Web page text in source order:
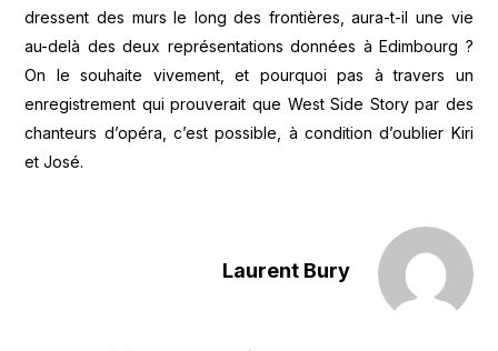
dressent des murs le long des frontières, aura-t-il une vie
au-delà des deux représentations données à Edimbourg ?
On le souhaite vivement, et pourquoi pas à travers un
enregistrement qui prouverait que West Side Story par des
chanteurs d’opéra, c’est possible, à condition d’oublier Kiri
et José.
Laurent Bury